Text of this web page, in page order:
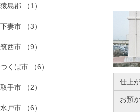
仕上
お預
猿島郡 （1）
下妻市 （3）
筑西市 （9）
つくば市 （6）
取手市 （2）
水戸市 （6）